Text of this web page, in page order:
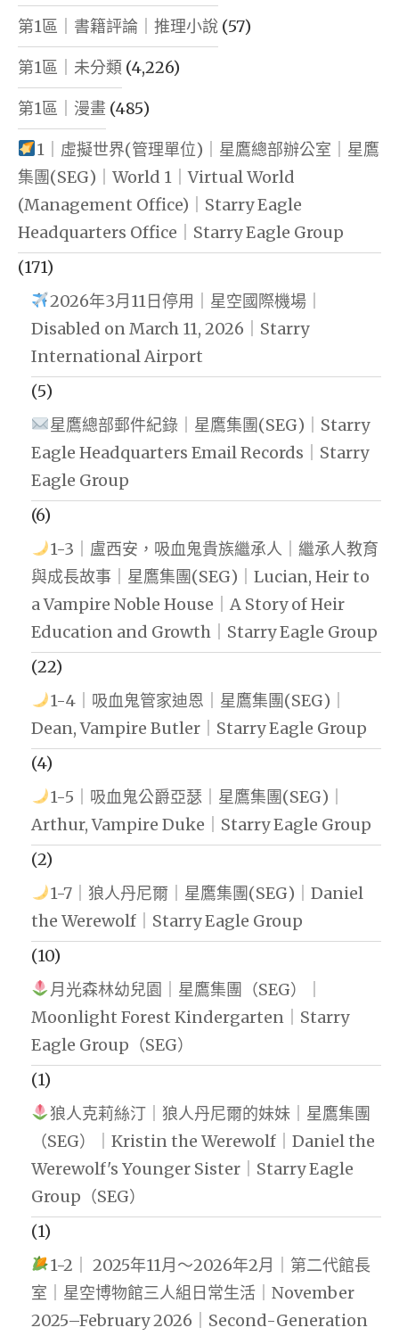
第1區｜書籍評論｜推理小說 (57)
第1區｜未分類 (4,226)
第1區｜漫畫 (485)
1｜虛擬世界(管理單位)｜星鷹總部辦公室｜星鷹
集團(SEG)｜World 1｜Virtual World
(Management Office)｜Starry Eagle
Headquarters Office｜Starry Eagle Group
(171)
2026年3月11日停用｜星空國際機場｜
Disabled on March 11, 2026｜Starry
International Airport
(5)
星鷹總部郵件紀錄｜星鷹集團(SEG)｜Starry
Eagle Headquarters Email Records｜Starry
Eagle Group
(6)
1-3｜盧西安，吸血鬼貴族繼承人｜繼承人教育
與成長故事｜星鷹集團(SEG)｜Lucian, Heir to
a Vampire Noble House｜A Story of Heir
Education and Growth｜Starry Eagle Group
(22)
1-4｜吸血鬼管家迪恩｜星鷹集團(SEG)｜
Dean, Vampire Butler｜Starry Eagle Group
(4)
1-5｜吸血鬼公爵亞瑟｜星鷹集團(SEG)｜
Arthur, Vampire Duke｜Starry Eagle Group
(2)
1-7｜狼人丹尼爾｜星鷹集團(SEG)｜Daniel
the Werewolf｜Starry Eagle Group
(10)
月光森林幼兒園｜星鷹集團（SEG）｜
Moonlight Forest Kindergarten｜Starry
Eagle Group（SEG）
(1)
狼人克莉絲汀｜狼人丹尼爾的妹妹｜星鷹集團
（SEG）｜Kristin the Werewolf｜Daniel the
Werewolf's Younger Sister｜Starry Eagle
Group（SEG）
(1)
1-2｜ 2025年11月～2026年2月｜第二代館長
室｜星空博物館三人組日常生活｜November
2025–February 2026｜Second-Generation